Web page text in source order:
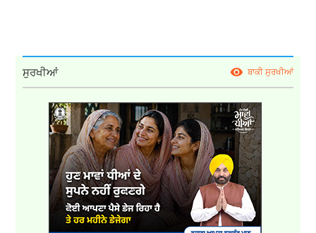
ਸੁਰਖੀਆਂ ਬਾਕੀ ਸੁਰਖੀਆਂ